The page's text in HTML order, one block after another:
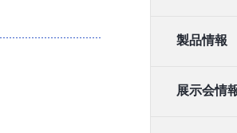
製品情報
展示会情